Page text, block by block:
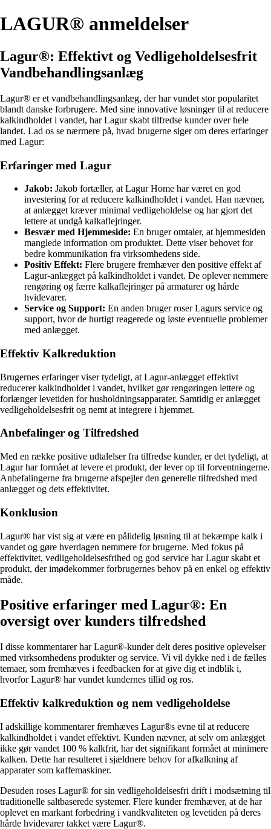
LAGUR® anmeldelser
Lagur®: Effektivt og Vedligeholdelsesfrit
Vandbehandlingsanlæg
Lagur® er et vandbehandlingsanlæg, der har vundet stor popularitet
blandt danske forbrugere. Med sine innovative løsninger til at reducere
kalkindholdet i vandet, har Lagur skabt tilfredse kunder over hele
landet. Lad os se nærmere på, hvad brugerne siger om deres erfaringer
med Lagur:
Erfaringer med Lagur
Jakob: Jakob fortæller, at Lagur Home har været en god
investering for at reducere kalkindholdet i vandet. Han nævner,
at anlægget kræver minimal vedligeholdelse og har gjort det
lettere at undgå kalkaflejringer.
Besvær med Hjemmeside: En bruger omtaler, at hjemmesiden
manglede information om produktet. Dette viser behovet for
bedre kommunikation fra virksomhedens side.
Positiv Effekt: Flere brugere fremhæver den positive effekt af
Lagur-anlægget på kalkindholdet i vandet. De oplever nemmere
rengøring og færre kalkaflejringer på armaturer og hårde
hvidevarer.
Service og Support: En anden bruger roser Lagurs service og
support, hvor de hurtigt reagerede og løste eventuelle problemer
med anlægget.
Effektiv Kalkreduktion
Brugernes erfaringer viser tydeligt, at Lagur-anlægget effektivt
reducerer kalkindholdet i vandet, hvilket gør rengøringen lettere og
forlænger levetiden for husholdningsapparater. Samtidig er anlægget
vedligeholdelsesfrit og nemt at integrere i hjemmet.
Anbefalinger og Tilfredshed
Med en række positive udtalelser fra tilfredse kunder, er det tydeligt, at
Lagur har formået at levere et produkt, der lever op til forventningerne.
Anbefalingerne fra brugerne afspejler den generelle tilfredshed med
anlægget og dets effektivitet.
Konklusion
Lagur® har vist sig at være en pålidelig løsning til at bekæmpe kalk i
vandet og gøre hverdagen nemmere for brugerne. Med fokus på
effektivitet, vedligeholdelsesfrihed og god service har Lagur skabt et
produkt, der imødekommer forbrugernes behov på en enkel og effektiv
måde.
Positive erfaringer med Lagur®: En
oversigt over kunders tilfredshed
I disse kommentarer har Lagur®-kunder delt deres positive oplevelser
med virksomhedens produkter og service. Vi vil dykke ned i de fælles
temaer, som fremhæves i feedbacken for at give dig et indblik i,
hvorfor Lagur® har vundet kundernes tillid og ros.
Effektiv kalkreduktion og nem vedligeholdelse
I adskillige kommentarer fremhæves Lagur®s evne til at reducere
kalkindholdet i vandet effektivt. Kunden nævner, at selv om anlægget
ikke gør vandet 100 % kalkfrit, har det signifikant formået at minimere
kalken. Dette har resulteret i sjældnere behov for afkalkning af
apparater som kaffemaskiner.
Desuden roses Lagur® for sin vedligeholdelsesfri drift i modsætning til
traditionelle saltbaserede systemer. Flere kunder fremhæver, at de har
oplevet en markant forbedring i vandkvaliteten og levetiden på deres
hårde hvidevarer takket være Lagur®.